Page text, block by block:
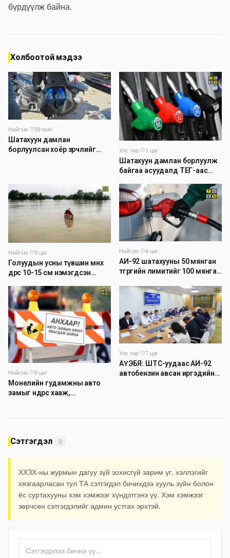
бүрдүүлж байна.
Холбоотой мэдээ
Нийгэм·
39 мин
Шатахуун дамлан
борлуулсан хоёр зөрчлийг
Улс төр·
1 цаг
Шатахуун дамлан борлуулж
байгаа асуудалд ТЕГ-аас
шалгалтын ажиллагааг
эрчимжүүлж байна
Нийгэм·
3 цаг
Голуудын усны түвшин өмнөх
өдрөөс 10-15 см нэмэгдсэн
Нийгэм·
4 цаг
АИ-92 шатахууны 50 мянган
төгрөгийн лимитийг 100 мянга
ажиллаж байна
Нийгэм·
6 цаг
Монелийн гудамжны авто
замыг өнөөдрөөс хааж,
Улс төр·
7 цаг
АҮЭБЯ: ШТС-уудаас АИ-92
автобензин авсан иргэдийн
Сэтгэгдэл 0
ХХЗХ-ны журмын дагуу зүй зохисгүй зарим үг, хэллэгийг
хязгаарласан тул ТА сэтгэгдэл бичихдээ хууль зүйн болон
ёс суртахууны хэм хэмжээг хүндэтгэнэ үү. Хэм хэмжээг
зөрчсөн сэтгэгдэлийг админ устгах эрхтэй.